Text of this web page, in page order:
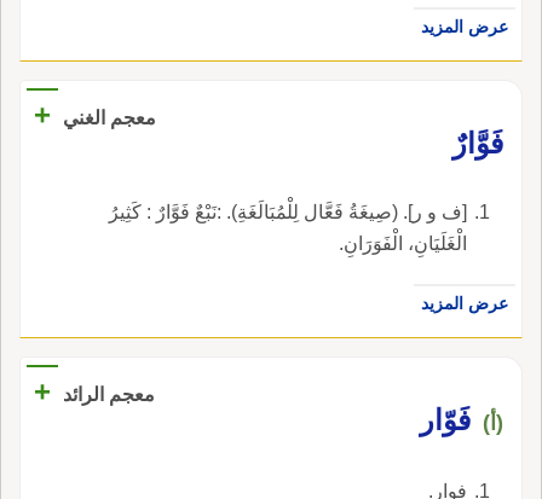
عرض المزيد
معجم الغني
+
فَوَّارٌ
[ف و ر]. (صِيغَةُ فَعَّال لِلْمُبَالَغَةِ). :نَبْعٌ فَوَّارٌ : كَثِيرُ
الْغَلَيَانِ، الْفَوَرَانِ.
عرض المزيد
معجم الرائد +
(أ) فَوّار
فوار.